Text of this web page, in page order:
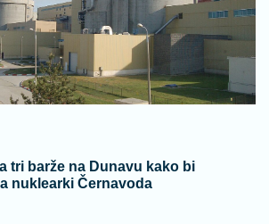
tri barže na Dunavu kako bi
nuklearki Černavoda